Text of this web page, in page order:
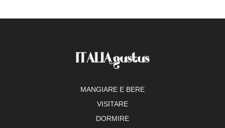
MANGIARE E BERE
VISITARE
DORMIRE